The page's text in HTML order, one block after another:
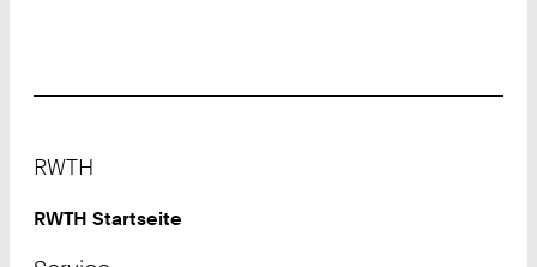
RWTH
RWTH Startseite